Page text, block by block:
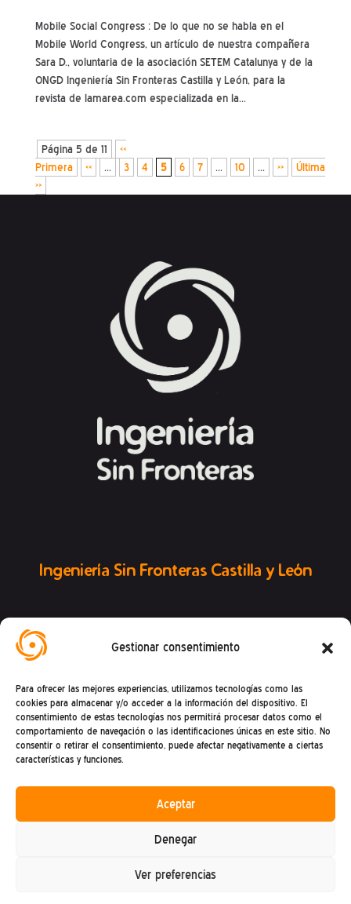
Gestionar consentimiento
Para ofrecer las mejores experiencias, utilizamos tecnologías como las
cookies para almacenar y/o acceder a la información del dispositivo. El
consentimiento de estas tecnologías nos permitirá procesar datos como el
comportamiento de navegación o las identificaciones únicas en este sitio. No
consentir o retirar el consentimiento, puede afectar negativamente a ciertas
características y funciones.
Aceptar
Denegar
Ver preferencias
Mobile Social Congress : De lo que no se habla en el
Mobile World Congress, un artículo de nuestra compañera
Sara D., voluntaria de la asociación SETEM Catalunya y de la
ONGD Ingeniería Sin Fronteras Castilla y León, para la
revista de lamarea.com especializada en la...
Página 5 de 11
«
Primera
« ... 3 4 5 6 7 ... 10 ... »
Última
»
Ingeniería Sin Fronteras Castilla y León
Conoce la Federación ISF
Política de cookies